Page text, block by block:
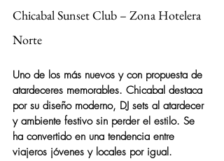
Chicabal Sunset Club – Zona Hotelera
Norte
Uno de los más nuevos y con propuesta de
atardeceres memorables. Chicabal destaca
por su diseño moderno, DJ sets al atardecer
y ambiente festivo sin perder el estilo. Se
ha convertido en una tendencia entre
viajeros jóvenes y locales por igual.